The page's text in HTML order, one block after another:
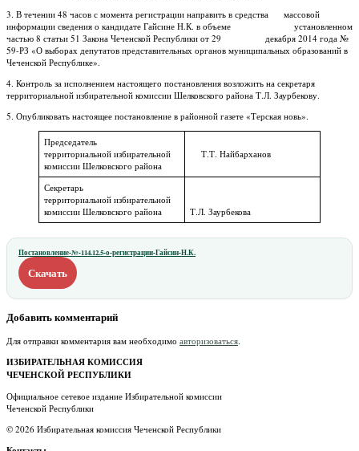
3. В течении 48 часов с момента регистрации направить в средства массовой
информации сведения о кандидате Гайсине Н.К. в объеме установленном
частью 8 статьи 51 Закона Чеченской Республики от 29 декабря 2014 года №
59-РЗ «О выборах депутатов представительных органов муниципальных образований в
Чеченской Республике».
4. Контроль за исполнением настоящего постановления возложить на секретаря
территориальной избирательной комиссии Шелковского района Т.Л. Заурбекову.
5. Опубликовать настоящее постановление в районной газете «Терская новь».
Председатель
территориальной избирательной
комиссии Шелковского района
Т.Т. Найбарханов
Секретарь
территориальной избирательной
комиссии Шелковского района
Т.Л. Заурбекова
Постановление-№-114.12.5-о-регистрации-Гайсин-Н.К.
Скачать
Добавить комментарий
Для отправки комментария вам необходимо авторизоваться.
ИЗБИРАТЕЛЬНАЯ КОМИССИЯ
ЧЕЧЕНСКОЙ РЕСПУБЛИКИ
Официальное сетевое издание Избирательной комиссии
Чеченской Республики
© 2026 Избирательная комиссия Чеченской Республики